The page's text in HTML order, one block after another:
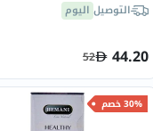
التوصيل اليوم
44.20
52
30% خصم